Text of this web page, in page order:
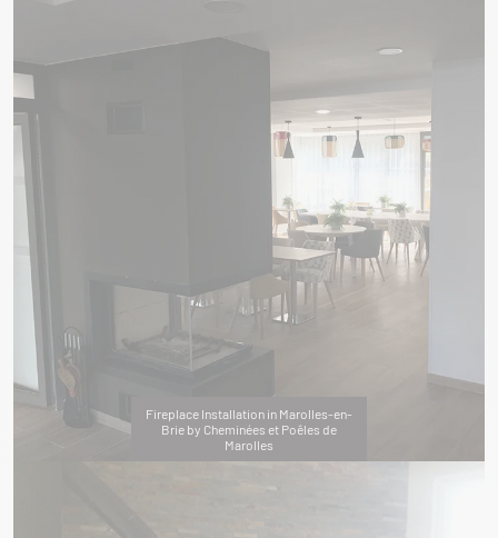
Fireplace Installation in Marolles-en-
Brie by Cheminées et Poêles de
Marolles